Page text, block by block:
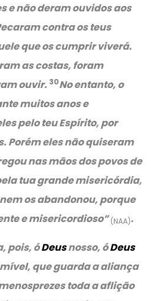
e não deram ouvidos aos
contra os teus
que os cumprir viverá.
as costas, foram
ouvir. 30No entanto, o
muitos anos e
pelo teu Espírito, por
Porém eles não quiseram
nas mãos dos povos de
tua grande misericórdia,
os abandonou, porque
e misericordioso”(NAA).
pois, óDeusnosso, óDeus
que guarda a aliança
toda a aflição